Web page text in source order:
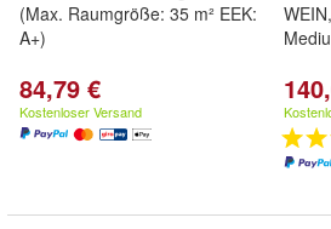
(Max. Raumgröße: 35 m² EEK:
A+)
84,79 €
Kostenloser Versand